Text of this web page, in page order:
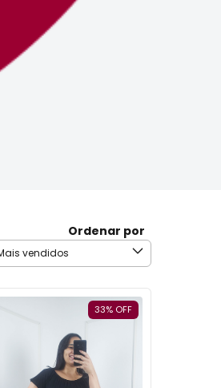
Ordenar por
33% OFF